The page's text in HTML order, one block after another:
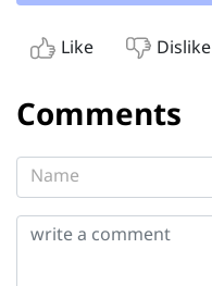
Like Dislike
Comments